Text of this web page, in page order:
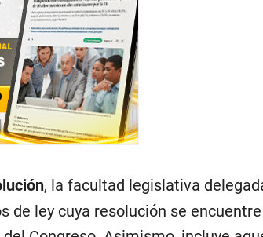
, la facultad legislativa
de ley cuya resolución se